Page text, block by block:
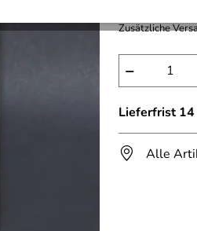
Zusätzliche
−
Lieferfrist
Alle